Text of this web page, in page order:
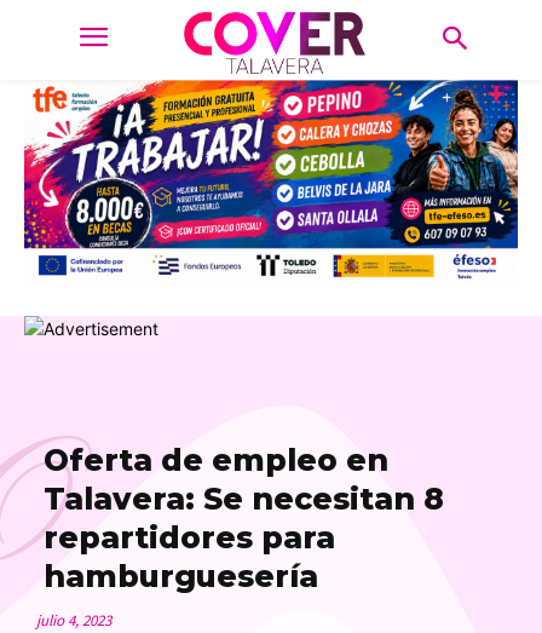
Oferta de empleo en
Talavera: Se necesitan 8
repartidores para
hamburguesería
julio 4, 2023